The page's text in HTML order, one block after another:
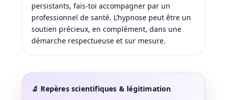
persistants, fais-toi accompagner par un
professionnel de santé. L’hypnose peut être un
soutien précieux, en complément, dans une
démarche respectueuse et sur mesure.
🔬 Repères scientifiques & légitimation